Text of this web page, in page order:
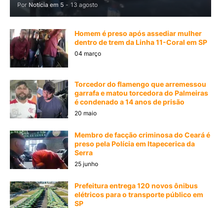
Por Notícia em 5 - 13 agosto
Homem é preso após assediar mulher
dentro de trem da Linha 11-Coral em SP
04 março
Torcedor do flamengo que arremessou
garrafa e matou torcedora do Palmeiras
é condenado a 14 anos de prisão
20 maio
Membro de facção criminosa do Ceará é
preso pela Polícia em Itapecerica da
Serra
25 junho
Prefeitura entrega 120 novos ônibus
elétricos para o transporte público em
SP